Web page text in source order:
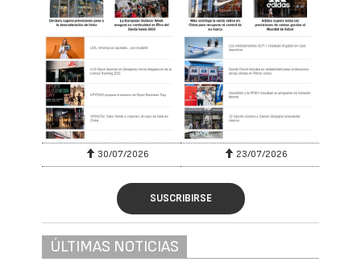
30/07/2026 23/07/2026
SUSCRIBIRSE
ÚLTIMAS NOTICIAS